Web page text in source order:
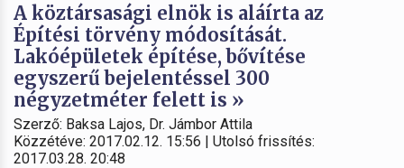
A köztársasági elnök is aláírta az
Építési törvény módosítását.
Lakóépületek építése, bővítése
egyszerű bejelentéssel 300
négyzetméter felett is »
Szerző: Baksa Lajos, Dr. Jámbor Attila
Közzétéve: 2017.02.12. 15:56 | Utolsó frissítés:
2017.03.28. 20:48